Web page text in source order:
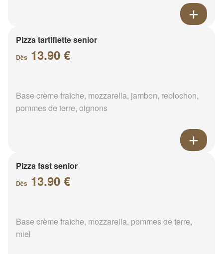
Pizza tartiflette senior
Dès 13.90 €
Base crème fraîche, mozzarella, jambon, reblochon,
pommes de terre, oignons
Pizza fast senior
Dès 13.90 €
Base crème fraîche, mozzarella, pommes de terre,
miel